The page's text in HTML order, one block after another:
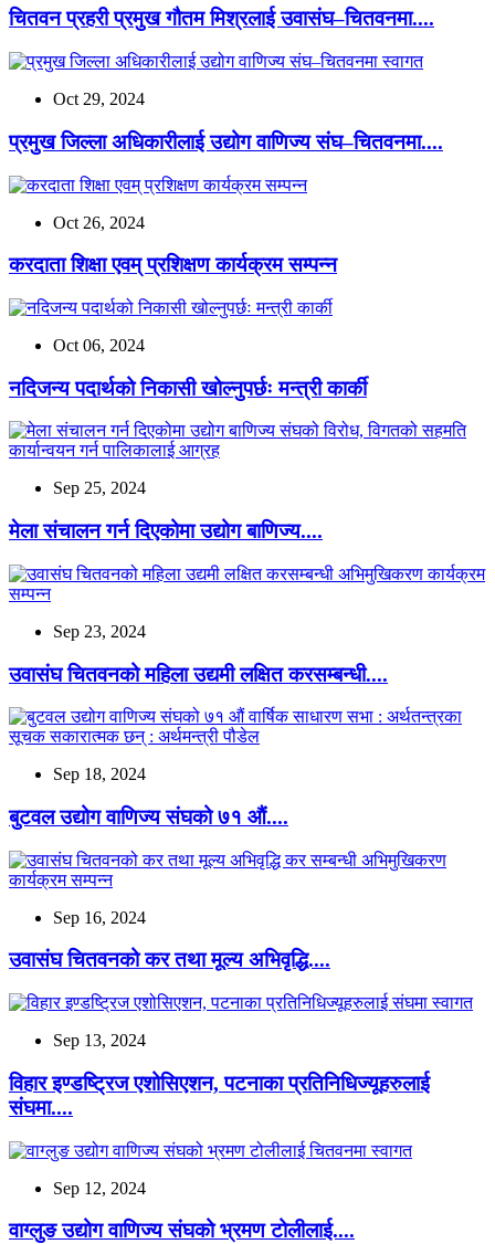
चितवन प्रहरी प्रमुख गौतम मिश्रलाई उवासंघ–चितवनमा....
Oct 29, 2024
प्रमुख जिल्ला अधिकारीलाई उद्योग वाणिज्य संघ–चितवनमा....
Oct 26, 2024
करदाता शिक्षा एवम् प्रशिक्षण कार्यक्रम सम्पन्न
Oct 06, 2024
नदिजन्य पदार्थको निकासी खोल्नुपर्छः मन्त्री कार्की
Sep 25, 2024
मेला संचालन गर्न दिएकोमा उद्योग बाणिज्य....
Sep 23, 2024
उवासंघ चितवनको महिला उद्यमी लक्षित करसम्बन्धी....
Sep 18, 2024
बुटवल उद्योग वाणिज्य संघको ७१ औं....
Sep 16, 2024
उवासंघ चितवनको कर तथा मूल्य अभिवृद्धि....
Sep 13, 2024
विहार इण्डष्ट्रिज एशोसिएशन, पटनाका प्रतिनिधिज्यूहरुलाई
संघमा....
Sep 12, 2024
वाग्लुङ उद्योग वाणिज्य संघको भ्रमण टोलीलाई....